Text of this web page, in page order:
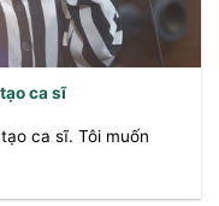
ca sĩ
ca sĩ. Tôi muốn